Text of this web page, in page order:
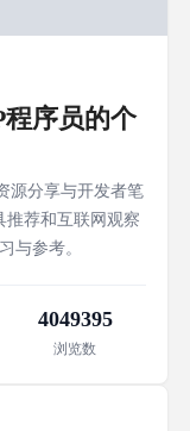
序员的个
源分享与开发者笔
推荐和互联网观察
与参考。
4049395
浏览数